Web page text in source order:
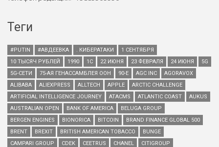
Теги
#PUTIN #АВДЕЕВКА . КИБЕРАТАКИ
1 СЕНТЯБРЯ
10 ТЫСЯЧ РУБЛЕЙ
1990 1С 22 ИЮНЯ 23 ФЕВРАЛЯ 24 ИЮНЯ
5G
5G-СЕТИ
75-АЯ ГЕНАССАМБЛЕЯ ООН 90-Е AGC INC
AGORAVOX
ALIBABA
ALIEXPRESS ALLTECH APPLE
ARCTIC CHALLENGE
ARTIFICIAL INTELLIGENCE JOURNEY
ATACMS ATLANTIC COAST
AUKUS
AUSTRALIAN OPEN
BANK OF AMERICA
BELUGA GROUP
BERGEN ENGINES
BIONORICA BITCOIN
BRAND FINANCE GLOBAL 500
BRENT
BREXIT BRITISH AMERICAN TOBACCO
BUNGE
CAMPARI GROUP
CDEK CEETRUS CHANEL
CITIGROUP